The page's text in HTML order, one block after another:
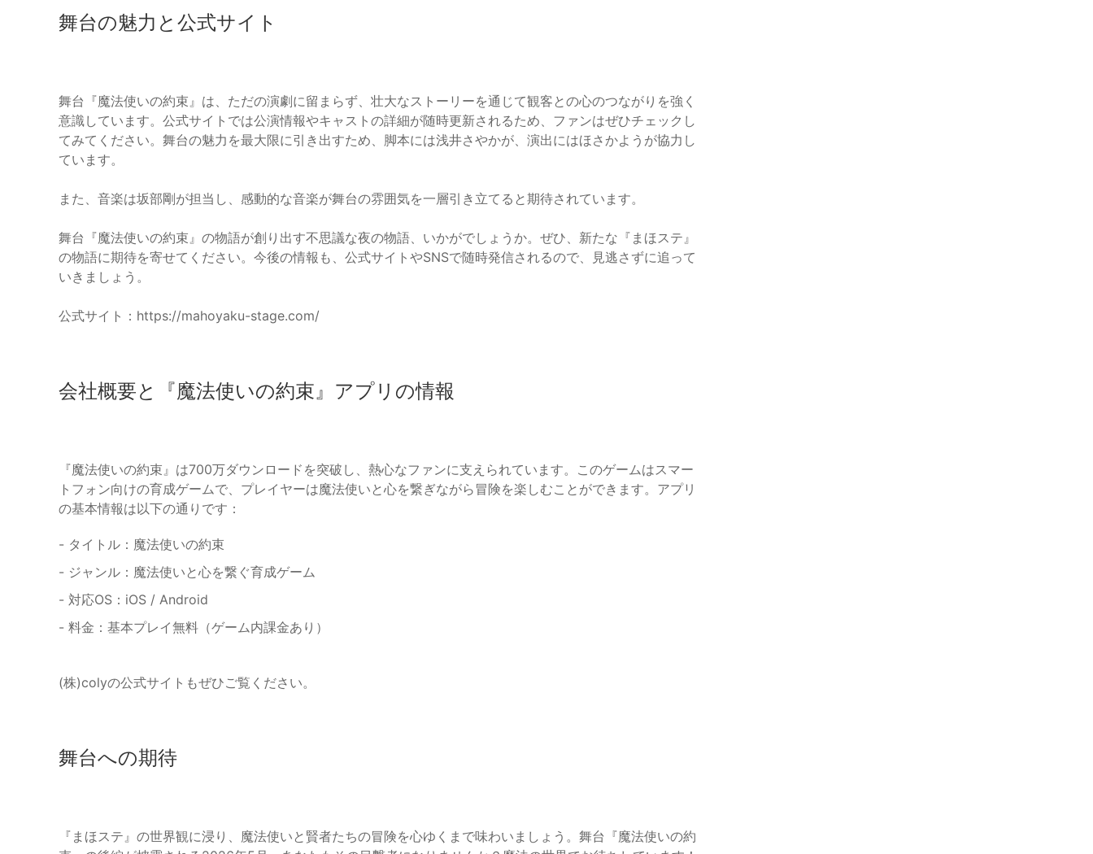
舞台の魅力と公式サイト
舞台『魔法使いの約束』は、ただの演劇に留まらず、壮大なストーリーを通じて観客との心のつながりを強く
意識しています。公式サイトでは公演情報やキャストの詳細が随時更新されるため、ファンはぜひチェックし
てみてください。舞台の魅力を最大限に引き出すため、脚本には浅井さやかが、演出にはほさかようが協力し
ています。
また、音楽は坂部剛が担当し、感動的な音楽が舞台の雰囲気を一層引き立てると期待されています。
舞台『魔法使いの約束』の物語が創り出す不思議な夜の物語、いかがでしょうか。ぜひ、新たな『まほステ』
の物語に期待を寄せてください。今後の情報も、公式サイトやSNSで随時発信されるので、見逃さずに追って
いきましょう。
公式サイト：https://mahoyaku-stage.com/
会社概要と『魔法使いの約束』アプリの情報
『魔法使いの約束』は700万ダウンロードを突破し、熱心なファンに支えられています。このゲームはスマー
トフォン向けの育成ゲームで、プレイヤーは魔法使いと心を繋ぎながら冒険を楽しむことができます。アプリ
の基本情報は以下の通りです：
- タイトル：魔法使いの約束
- ジャンル：魔法使いと心を繋ぐ育成ゲーム
- 対応OS：iOS / Android
- 料金：基本プレイ無料（ゲーム内課金あり）
(株)colyの公式サイトもぜひご覧ください。
舞台への期待
『まほステ』の世界観に浸り、魔法使いと賢者たちの冒険を心ゆくまで味わいましょう。舞台『魔法使いの約